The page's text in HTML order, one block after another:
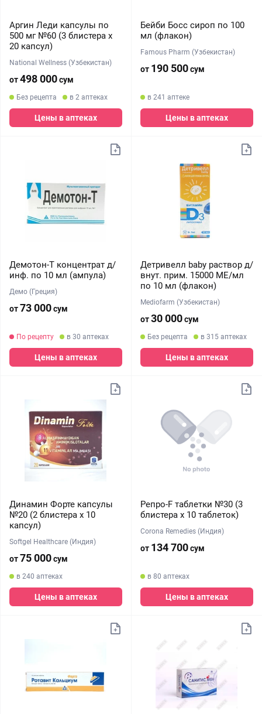
Аргин Леди капсулы по
500 мг №60 (3 блистера х
20 капсул)
National Wellness (Узбекистан)
от498 000сум
Без рецепта в 2 аптеках
Цены в аптеках
Бейби Босс сироп по 100
мл (флакон)
Famous Pharm (Узбекистан)
от 190 500сум
в 241 аптеке
Цены в аптеках
Демотон-Т концентрат д/
инф. по 10 мл (ампула)
Демо (Греция)
от73 000сум
По рецепту в 30 аптеках
Цены в аптеках
Детривелл baby раствор д/
внут. прим. 15000 МЕ/мл
по 10 мл (флакон)
Mediofarm (Узбекистан)
от30 000сум
Без рецепта в 315 аптеках
Цены в аптеках
Динамин Форте капсулы
№20 (2 блистера х 10
капсул)
Softgel Healthcare (Индия)
от75 000сум
в 240 аптеках
Цены в аптеках
Репро-F таблетки №30 (3
блистера х 10 таблеток)
Corona Remedies (Индия)
от 134 700сум
в 80 аптеках
Цены в аптеках